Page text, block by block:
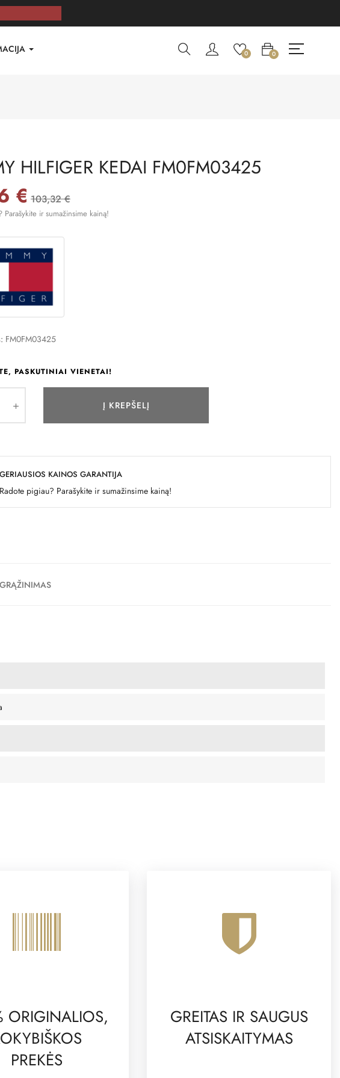
0 0
HILFIGER KEDAI FM0FM03425
€ 103,32 €
Parašykite ir sumažinsime kainą!
FM0FM03425
PASKUTINIAI VIENETAI!
Į KREPŠELĮ
GERIAUSIOS KAINOS GARANTIJA
Radote pigiau? Parašykite ir sumažinsime kainą!
GRĄŽINIMAS
ORIGINALIOS,
PREKĖS
GREITAS IR SAUGUS
ATSISKAITYMAS